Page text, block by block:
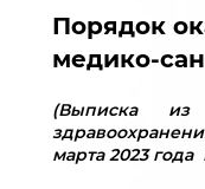
Порядок
медико-
(Выписка
марта 2023